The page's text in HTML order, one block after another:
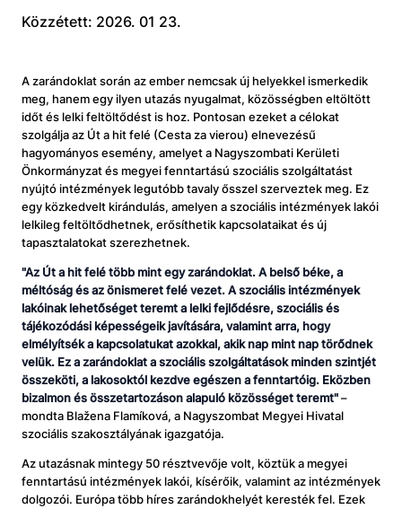
Közzétett: 2026. 01 23.
A zarándoklat során az ember nemcsak új helyekkel ismerkedik
meg, hanem egy ilyen utazás nyugalmat, közösségben eltöltött
időt és lelki feltöltődést is hoz. Pontosan ezeket a célokat
szolgálja az Út a hit felé (Cesta za vierou) elnevezésű
hagyományos esemény, amelyet a Nagyszombati Kerületi
Önkormányzat és megyei fenntartású szociális szolgáltatást
nyújtó intézmények legutóbb tavaly ősszel szerveztek meg. Ez
egy közkedvelt kirándulás, amelyen a szociális intézmények lakói
lelkileg feltöltődhetnek, erősíthetik kapcsolataikat és új
tapasztalatokat szerezhetnek.
"Az Út a hit felé több mint egy zarándoklat. A belső béke, a
méltóság és az önismeret felé vezet. A szociális intézmények
lakóinak lehetőséget teremt a lelki fejlődésre, szociális és
tájékozódási képességeik javítására, valamint arra, hogy
elmélyítsék a kapcsolatukat azokkal, akik nap mint nap törődnek
velük. Ez a zarándoklat a szociális szolgáltatások minden szintjét
összeköti, a lakosoktól kezdve egészen a fenntartóig. Eközben
bizalmon és összetartozáson alapuló közösséget teremt"–
mondta Blažena Flamíková, a Nagyszombat Megyei Hivatal
szociális szakosztályának igazgatója.
Az utazásnak mintegy 50 résztvevője volt, köztük a megyei
fenntartású intézmények lakói, kísérőik, valamint az intézmények
dolgozói. Európa több híres zarándokhelyét keresték fel. Ezek